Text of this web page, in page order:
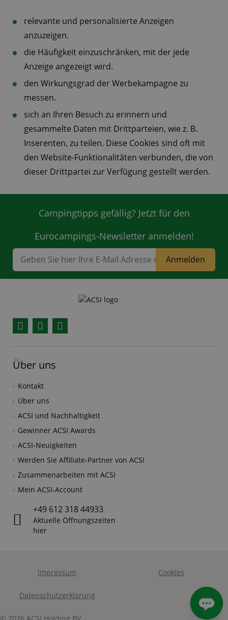
relevante und personalisierte Anzeigen
anzuzeigen.
die Häufigkeit einzuschränken, mit der jede
Anzeige angezeigt wird.
den Wirkungsgrad der Werbekampagne zu
messen.
sich an Ihren Besuch zu erinnern und
gesammelte Daten mit Drittparteien, wie z. B.
Inserenten, zu teilen. Diese Cookies sind oft mit
den Website-Funktionalitäten verbunden, die von
dieser Drittpartei zur Verfügung gestellt werden.
Campingtipps gefällig? Jetzt für den
Eurocampings-Newsletter anmelden!
Anmelden
Über uns
Kontakt
Über uns
ACSI und Nachhaltigkeit
Gewinner ACSI Awards
ACSI-Neuigkeiten
Werden Sie Affiliate-Partner von ACSI
Zusammenarbeiten mit ACSI
Mein ACSI-Account
+49 612 318 44933
Aktuelle Öffnungszeiten
hier
Impressum Cookies
Datenschutzerklärung